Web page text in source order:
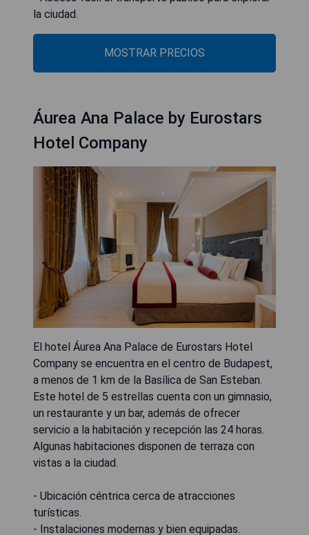
la ciudad.
MOSTRAR PRECIOS
Áurea Ana Palace by Eurostars
Hotel Company
El hotel Áurea Ana Palace de Eurostars Hotel
Company se encuentra en el centro de Budapest,
a menos de 1 km de la Basílica de San Esteban.
Este hotel de 5 estrellas cuenta con un gimnasio,
un restaurante y un bar, además de ofrecer
servicio a la habitación y recepción las 24 horas.
Algunas habitaciones disponen de terraza con
vistas a la ciudad.
- Ubicación céntrica cerca de atracciones
turísticas.
- Instalaciones modernas y bien equipadas.